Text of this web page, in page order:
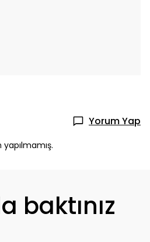
Yorum Yap
baktınız